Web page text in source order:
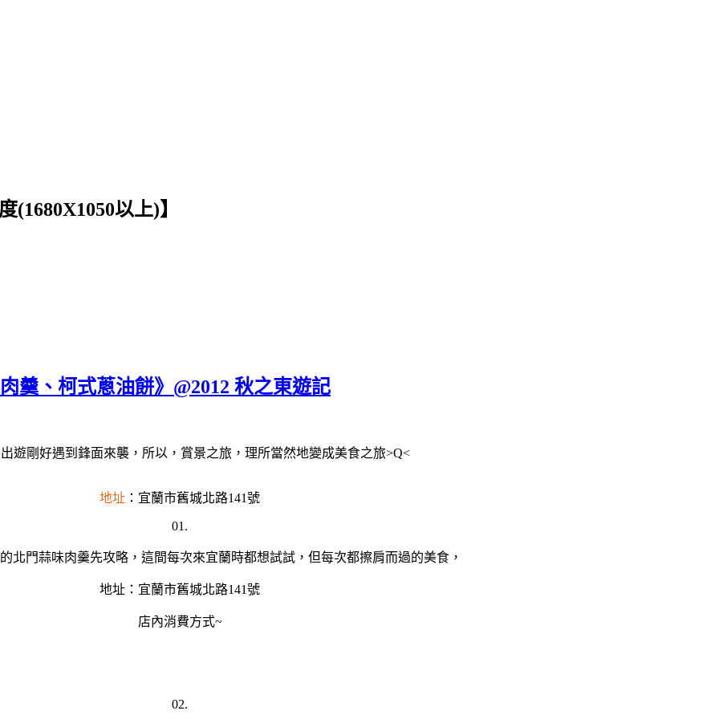
以上)】
羹、柯式蔥油餅》@2012 秋之東遊記
遊剛好遇到鋒面來襲，所以，賞景之旅，理所當然地變成美食之旅>Q<
地址 ： 宜蘭市舊城北路141號
01.
北門蒜味肉羹先攻略，這間每次來宜蘭時都想試試，但每次都擦肩而過的美食，
地址：宜蘭市舊城北路141號
店內消費方式~
02.